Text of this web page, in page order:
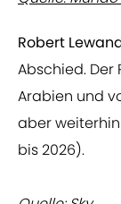
Robert
Abschied. Der
Arabien und
aber
bis 2026).